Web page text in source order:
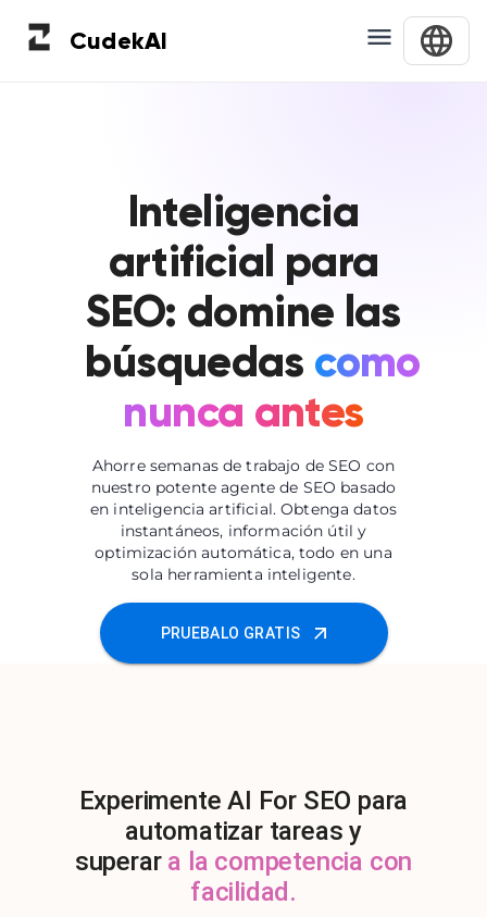
CudekAI
Inteligencia
artificial para
SEO: domine las
búsquedas como
nunca antes
Ahorre semanas de trabajo de SEO con
nuestro potente agente de SEO basado
en inteligencia artificial. Obtenga datos
instantáneos, información útil y
optimización automática, todo en una
sola herramienta inteligente.
PRUEBALO GRATIS
Experimente AI For SEO para
automatizar tareas y
superar a la competencia con
facilidad.